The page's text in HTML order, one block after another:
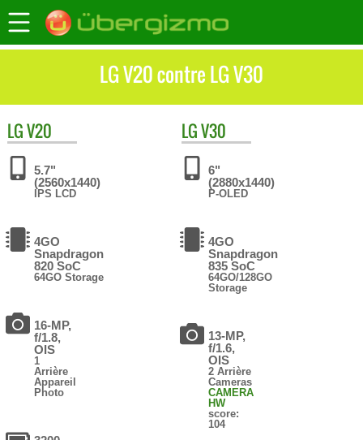
LG V20 contre LG V30
LGV20
5.7"
(2560x1440)
IPS LCD
4GO
Snapdragon
820 SoC
64GO Storage
16-MP,
f/1.8,
OIS
1
Arrière
Appareil
Photo
LGV30
6"
(2880x1440)
P-OLED
4GO
Snapdragon
835 SoC
64GO/128GO
Storage
13-MP,
f/1.6,
OIS
2 Arrière
Cameras
CAMERA
HW
score:
104